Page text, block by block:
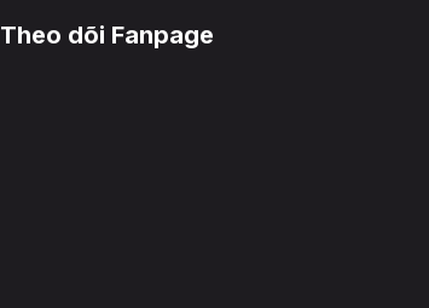
Theo dõi Fanpage